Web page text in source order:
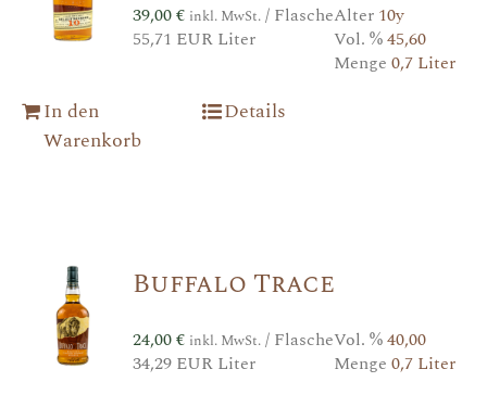
39,00€ inkl. MwSt./ Flasche
55,71 EUR Liter
Alter 10y
Vol. %45,60
Menge 0,7 Liter
In den
Warenkorb
Details
Buffalo Trace
24,00€ inkl. MwSt./ Flasche
34,29 EUR Liter
Vol. %40,00
Menge 0,7 Liter